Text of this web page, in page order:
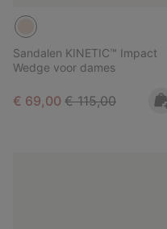
Sandalen KINETIC™ Impact
Wedge voor dames
Sale price:
€ 69,00 Regular price:
€ 115,00